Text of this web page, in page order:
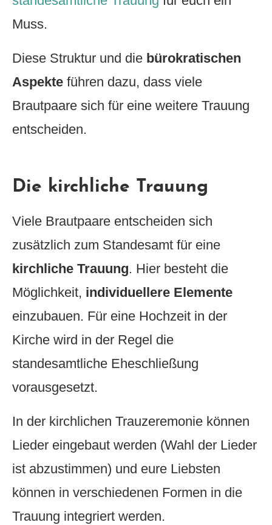
Muss.
Diese Struktur und die bürokratischen
Aspekte führen dazu, dass viele
Brautpaare sich für eine weitere Trauung
entscheiden.
Die kirchliche Trauung
Viele Brautpaare entscheiden sich
zusätzlich zum Standesamt für eine
kirchliche Trauung. Hier besteht die
Möglichkeit, individuellere Elemente
einzubauen. Für eine Hochzeit in der
Kirche wird in der Regel die
standesamtliche Eheschließung
vorausgesetzt.
In der kirchlichen Trauzeremonie können
Lieder eingebaut werden (Wahl der Lieder
ist abzustimmen) und eure Liebsten
können in verschiedenen Formen in die
Trauung integriert werden.